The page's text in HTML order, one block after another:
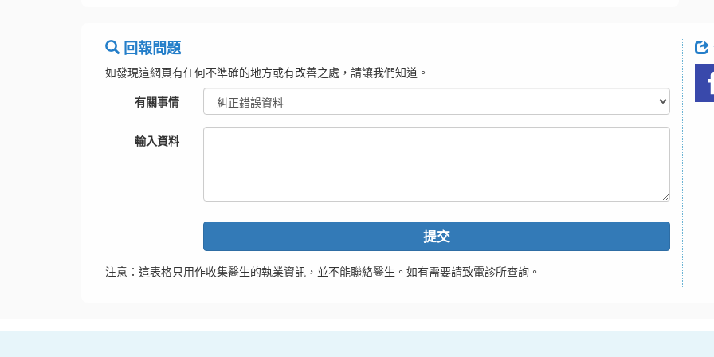
回報問題
如發現這網頁有任何不準確的地方或有改善之處，請讓我們知道。
有關事情
輸入資料
提交
注意：這表格只用作收集醫生的執業資訊，並不能聯絡醫生。如有需要請致電診所查詢。